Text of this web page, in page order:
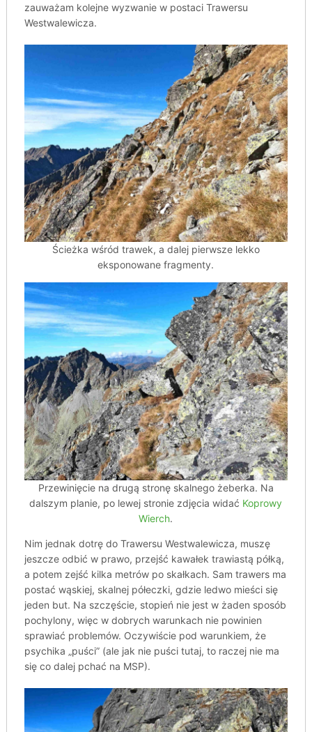
zauważam kolejne wyzwanie w postaci Trawersu
Westwalewicza.
Ścieżka wśród trawek, a dalej pierwsze lekko
eksponowane fragmenty.
Przewinięcie na drugą stronę skalnego żeberka. Na
dalszym planie, po lewej stronie zdjęcia widać Koprowy
Wierch.
Nim jednak dotrę do Trawersu Westwalewicza, muszę
jeszcze odbić w prawo, przejść kawałek trawiastą półką,
a potem zejść kilka metrów po skałkach. Sam trawers ma
postać wąskiej, skalnej półeczki, gdzie ledwo mieści się
jeden but. Na szczęście, stopień nie jest w żaden sposób
pochylony, więc w dobrych warunkach nie powinien
sprawiać problemów. Oczywiście pod warunkiem, że
psychika „puści” (ale jak nie puści tutaj, to raczej nie ma
się co dalej pchać na MSP).